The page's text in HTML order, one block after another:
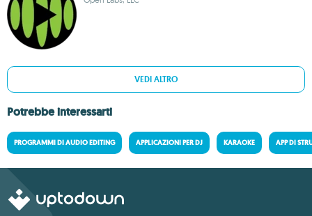
VEDI ALTRO
Potrebbe interessarti
PROGRAMMI DI AUDIO EDITING APPLICAZIONI PER DJ KARAOKE APP DI